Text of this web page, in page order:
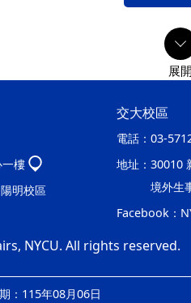
樓
明校區
交大校區
電話： 03-
地址： 30010
境外生
Facebook：
NYCU. All rights reserved.
：115年08月06日